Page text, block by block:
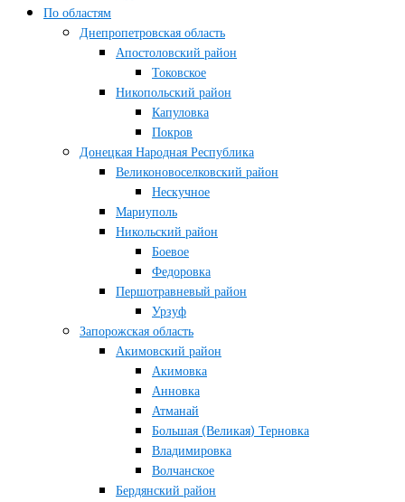
По областям
Днепропетровская область
Апостоловский район
Токовское
Никопольский район
Капуловка
Покров
Донецкая Народная Республика
Великоновоселковский район
Нескучное
Мариуполь
Никольский район
Боевое
Федоровка
Першотравневый район
Урзуф
Запорожская область
Акимовский район
Акимовка
Анновка
Атманай
Большая (Великая) Терновка
Владимировка
Волчанское
Бердянский район